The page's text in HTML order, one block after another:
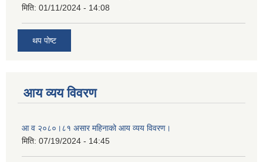
मिति: 01/11/2024 - 14:08
थप पोष्ट
आय व्यय विवरण
आ व २०८०।८१ असार महिनाको आय व्यय विवरण।
मिति: 07/19/2024 - 14:45